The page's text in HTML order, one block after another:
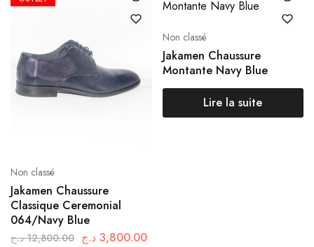
Non classé
Jakamen Chaussure
Classique Ceremonial
064/Navy Blue
12,800.00 د.ج 3,800.00 د.ج
Non classé
Jakamen Chaussure
Montante Navy Blue
Lire la suite